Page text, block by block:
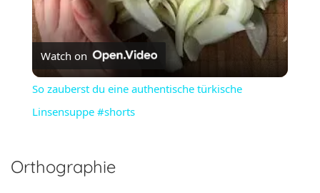
Watch on
So zauberst du eine authentische türkische
Linsensuppe #shorts
Orthographie